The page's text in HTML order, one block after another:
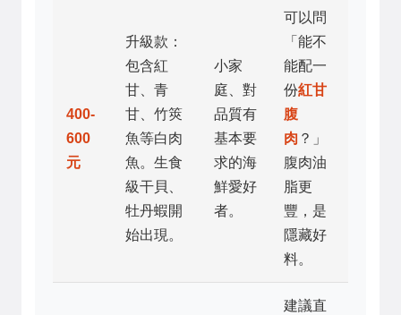
400-
600
元
升級款：
包含紅
甘、青
甘、竹筴
魚等白肉
魚。生食
級干貝、
牡丹蝦開
始出現。
小家
庭、對
品質有
基本要
求的海
鮮愛好
者。
可以問
「能不
能配一
份紅甘
腹
肉 ？」
腹肉油
脂更
豐，是
隱藏好
料。
建議直